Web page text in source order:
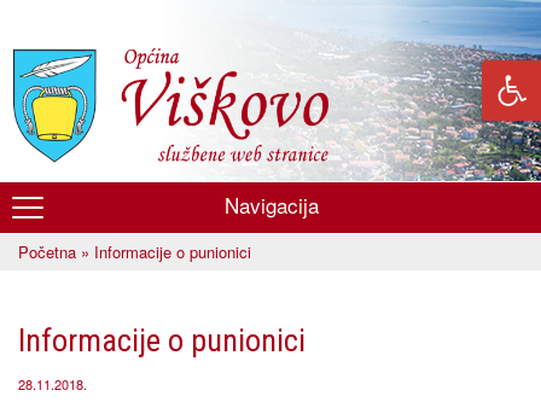
glavni
sadržaj
Općina
Viškovo
Navigacija
Početna » Informacije o punionici
Informacije o punionici
28.11.2018.